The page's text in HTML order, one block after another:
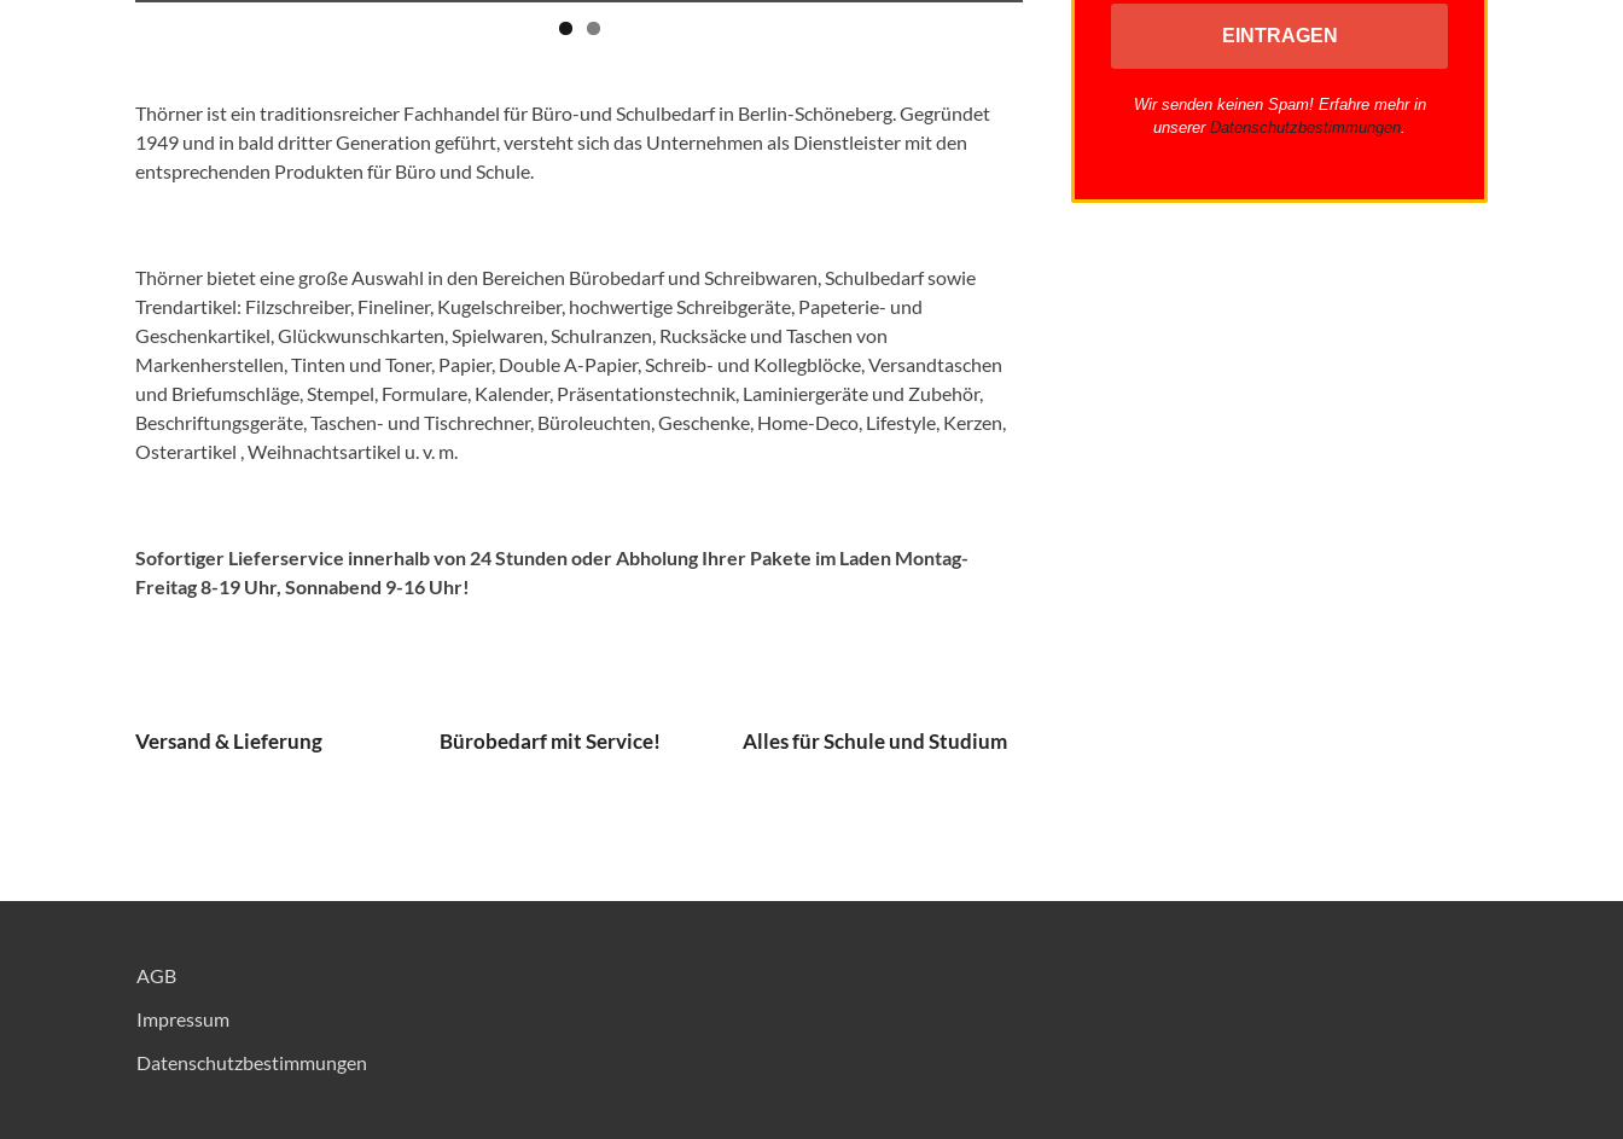
Thörner ist ein traditionsreicher Fachhandel für Büro-und Schulbedarf in Berlin-Schöneberg. Gegründet
1949 und in bald dritter Generation geführt, versteht sich das Unternehmen als Dienstleister mit den
entsprechenden Produkten für Büro und Schule.
Thörner bietet eine große Auswahl in den Bereichen Bürobedarf und Schreibwaren, Schulbedarf sowie
Trendartikel: Filzschreiber, Fineliner, Kugelschreiber, hochwertige Schreibgeräte, Papeterie- und
Geschenkartikel, Glückwunschkarten, Spielwaren, Schulranzen, Rucksäcke und Taschen von
Markenherstellen, Tinten und Toner, Papier, Double A-Papier, Schreib- und Kollegblöcke, Versandtaschen
und Briefumschläge, Stempel, Formulare, Kalender, Präsentationstechnik, Laminiergeräte und Zubehör,
Beschriftungsgeräte, Taschen- und Tischrechner, Büroleuchten, Geschenke, Home-Deco, Lifestyle, Kerzen,
Osterartikel , Weihnachtsartikel u. v. m.
Sofortiger Lieferservice innerhalb von 24 Stunden oder Abholung Ihrer Pakete im Laden Montag-
Freitag 8-19 Uhr, Sonnabend 9-16 Uhr!
Versand & Lieferung Bürobedarf mit Service! Alles für Schule und Studium
Wir senden keinen Spam! Erfahre mehr in
unsererDatenschutzbestimmungen.
AGB
Impressum
Datenschutzbestimmungen